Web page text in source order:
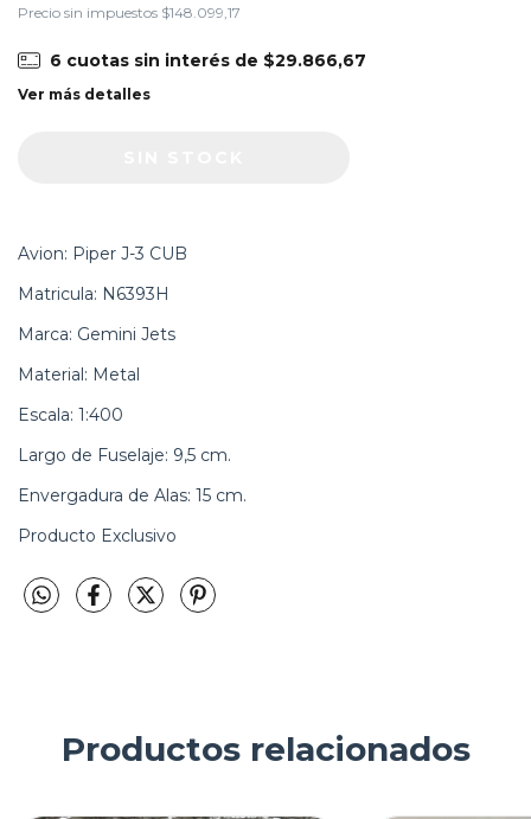
Precio sin impuestos $148.099,17
6 cuotas sin interés de $29.866,67
Ver más detalles
Avion: Piper J-3 CUB
Matricula: N6393H
Marca: Gemini Jets
Material: Metal
Escala: 1:400
Largo de Fuselaje: 9,5 cm.
Envergadura de Alas: 15 cm.
Producto Exclusivo
Productos relacionados